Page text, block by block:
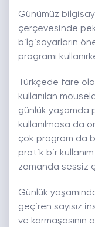
Günümüz
çerçevesinde
bilgisayarların
programı
Türkçede fare
kullanılan
günlük yaşamda
kullanılmasa da
çok program da
pratik bir
zamanda sessiz
Günlük
geçiren sayısız
ve karmaşasının